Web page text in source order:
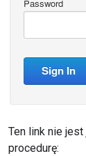
Ten link nie
procedurę: